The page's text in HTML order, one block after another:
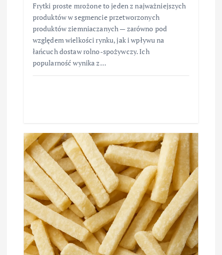
Frytki proste mrożone to jeden z najważniejszych
produktów w segmencie przetworzonych
produktów ziemniaczanych — zarówno pod
względem wielkości rynku, jak i wpływu na
łańcuch dostaw rolno-spożywczy. Ich
popularność wynika z…